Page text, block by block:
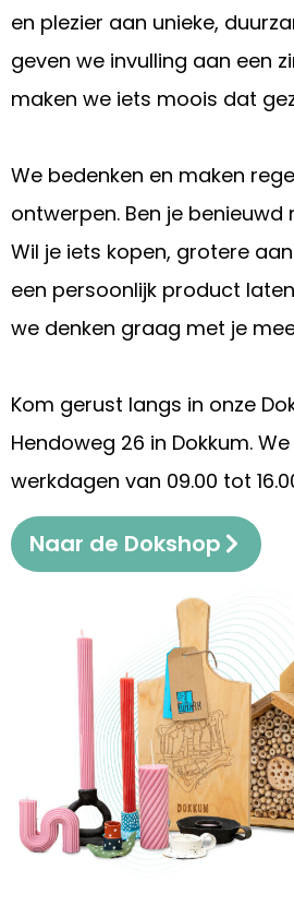
en plezier aan unieke,
geven we invulling aan een
maken we iets moois dat
We bedenken en maken
ontwerpen. Ben je
Wil je iets kopen, grotere
een persoonlijk product
we denken graag met je
Kom gerust langs in onze
Hendoweg 26 in Dokkum.
werkdagen van 09.00 tot
Naar de Dokshop